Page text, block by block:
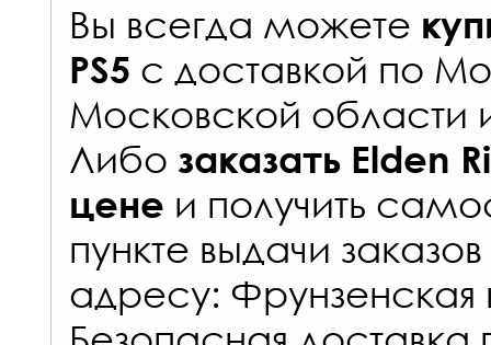
Вы всегда можете
PS5 с доставкой по
Московской области
Либо заказать Elden
цене и получить
пункте выдачи заказов
адресу: Фрунзенская